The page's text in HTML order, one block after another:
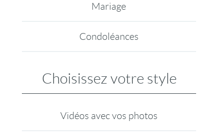
Mariage
Condoléances
Choisissez votre style
Vidéos avec vos photos